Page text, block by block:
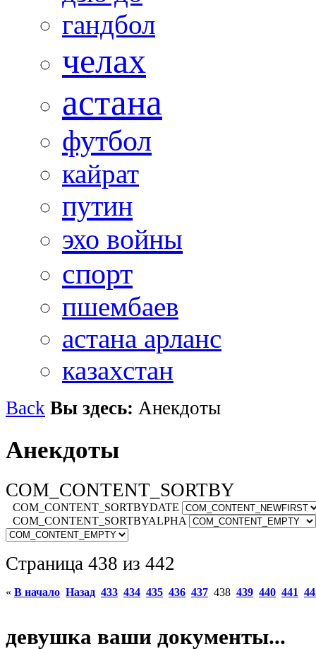
гандбол
челах
астана
футбол
кайрат
путин
эхо войны
спорт
пшембаев
астана арланс
казахстан
Back Вы здесь: Анекдоты
Анекдоты
COM_CONTENT_SORTBY
COM_CONTENT_SORTBYDATE
COM_CONTENT_SORTBYALPHA
Страница 438 из 442
« В начало Назад 433 434 435 436 437 438 439 440 441
девушка ваши документы...